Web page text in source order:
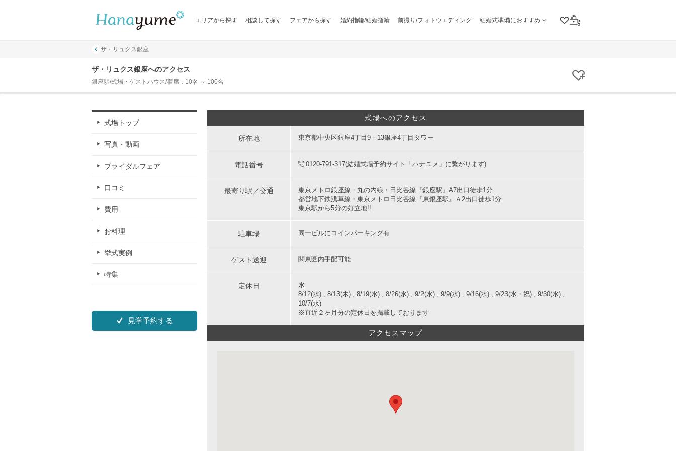
エリアから探す 相談して探す フェアから探す 婚約指輪/結婚指輪 前撮り/フォトウエディング 結婚式準備におすすめ
クリップリスト
ログイン
ザ・リュクス銀座
ザ・リュクス銀座へのアクセス
銀座駅/式場・ゲストハウス/着席：10名 ～ 100名 クリップする
式場トップ
写真・動画
ブライダルフェア
口コミ
費用
お料理
挙式実例
特集
見学予約する
式場へのアクセス
所在地 東京都中央区銀座4丁目9－13銀座4丁目タワー
電話番号 0120-791-317(結婚式場予約サイト「ハナユメ」に繋がります)
最寄り駅／交通
東京メトロ銀座線・丸の内線・日比谷線『銀座駅』A7出口徒歩1分
都営地下鉄浅草線・東京メトロ日比谷線『東銀座駅』Ａ2出口徒歩1分
東京駅から5分の好立地!!
駐車場 同一ビルにコインパーキング有
ゲスト送迎 関東圏内手配可能
定休日
水
8/12(水) , 8/13(木) , 8/19(水) , 8/26(水) , 9/2(水) , 9/9(水) , 9/16(水) , 9/23(水・祝) , 9/30(水) ,
10/7(水)
※直近２ヶ月分の定休日を掲載しております
アクセスマップ